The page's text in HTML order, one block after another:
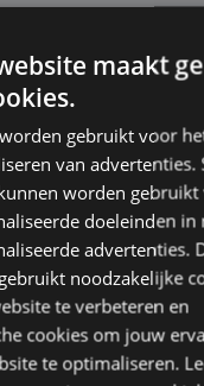
maakt
gebruikt voor
van advertenties.
worden
doeleinden in
advertenties.
noodzakelijke
te verbeteren en
cookies om jouw
te optimaliseren.